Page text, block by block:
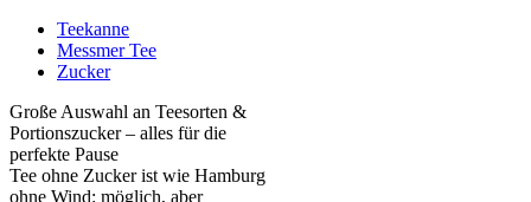
Teekanne
Messmer Tee
Zucker
Große Auswahl an Teesorten &
Portionszucker – alles für die
perfekte Pause
Tee ohne Zucker ist wie Hamburg
ohne Wind: möglich, aber